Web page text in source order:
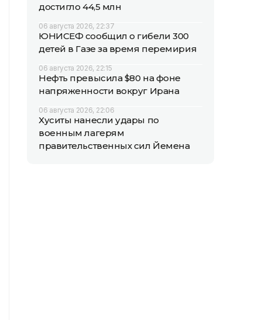
достигло 44,5 млн
06 августа 2026, 22:37
ЮНИСЕФ сообщил о гибели 300
детей в Газе за время перемирия
06 августа 2026, 22:15
Нефть превысила $80 на фоне
напряженности вокруг Ирана
06 августа 2026, 22:06
Хуситы нанесли удары по
военным лагерям
правительственных сил Йемена